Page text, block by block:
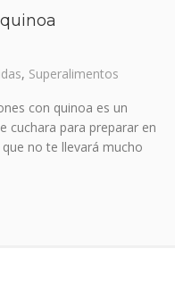
, Superalimentos
con quinoa es un
cuchara para preparar en
no te llevará mucho